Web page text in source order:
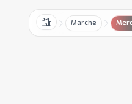
Home Marche